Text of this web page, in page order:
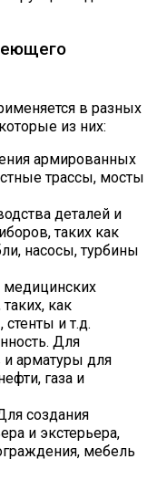
в разных
из них:
армированных
трассы, мосты
деталей и
таких как
насосы, турбины
медицинских
как
и т.д.
Для
и арматуры для
газа и
создания
и экстерьера,
мебель